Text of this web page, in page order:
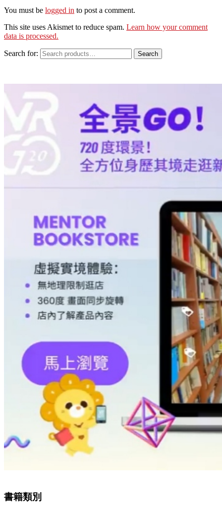
You must be logged in to post a comment.
This site uses Akismet to reduce spam. Learn how your comment
data is processed.
Search for: Search
書籍類別